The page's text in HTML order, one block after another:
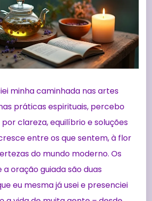
minha caminhada nas artes
práticas espirituais, percebo
clareza, equilíbrio e soluções
entre os que sentem, à flor
do mundo moderno. Os
oração guiada são duas
eu mesma já usei e presenciei